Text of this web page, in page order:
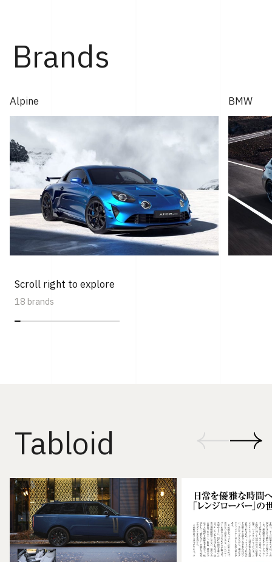
Brands
Alpine BMW
Scroll right to explore
18 brands
Tabloid